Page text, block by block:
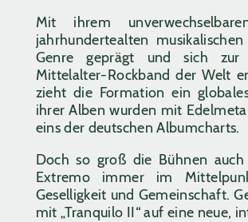
Mit ihrem
jahrhundertealten
Genre geprägt und sich zur
Mittelalter-Rockband der Welt
zieht die Formation ein
ihrer Alben wurden mit
eins der deutschen Albumcharts.
Doch so groß die Bühnen
Extremo immer im
Geselligkeit und Gemeinschaft.
mit „Tranquilo II“ auf eine neue,